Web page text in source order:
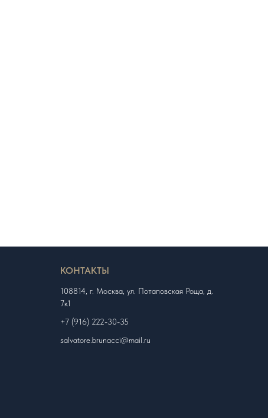
КОНТАКТЫ
108814, г. Москва, ул. Потаповская Роща, д.
7к1
+7 (916) 222-30-35
salvatore.brunacci@mail.ru